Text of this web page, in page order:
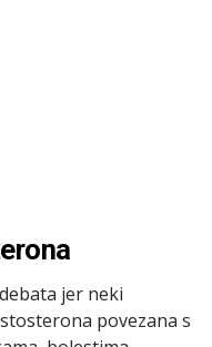
jer neki
povezana s